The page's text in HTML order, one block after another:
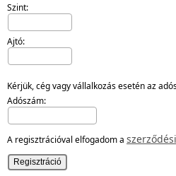
Szint:
Ajtó:
Kérjük, cég vagy vállalkozás esetén az
Adószám:
A regisztrációval elfogadom a